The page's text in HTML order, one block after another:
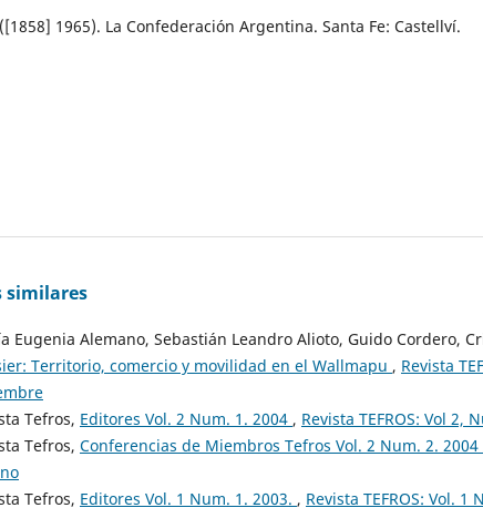
([1858] 1965). La Confederación Argentina. Santa Fe: Castellví.
similares
Eugenia Alemano, Sebastián Leandro Alioto, Guido Cordero,
Territorio, comercio y movilidad en el Wallmapu , Revista
Tefros, Editores Vol. 2 Num. 1. 2004 , Revista TEFROS: Vol 2,
Tefros, Conferencias de Miembros Tefros Vol. 2 Num. 2. 2004
Tefros, Editores Vol. 1 Num. 1. 2003. , Revista TEFROS: Vol.